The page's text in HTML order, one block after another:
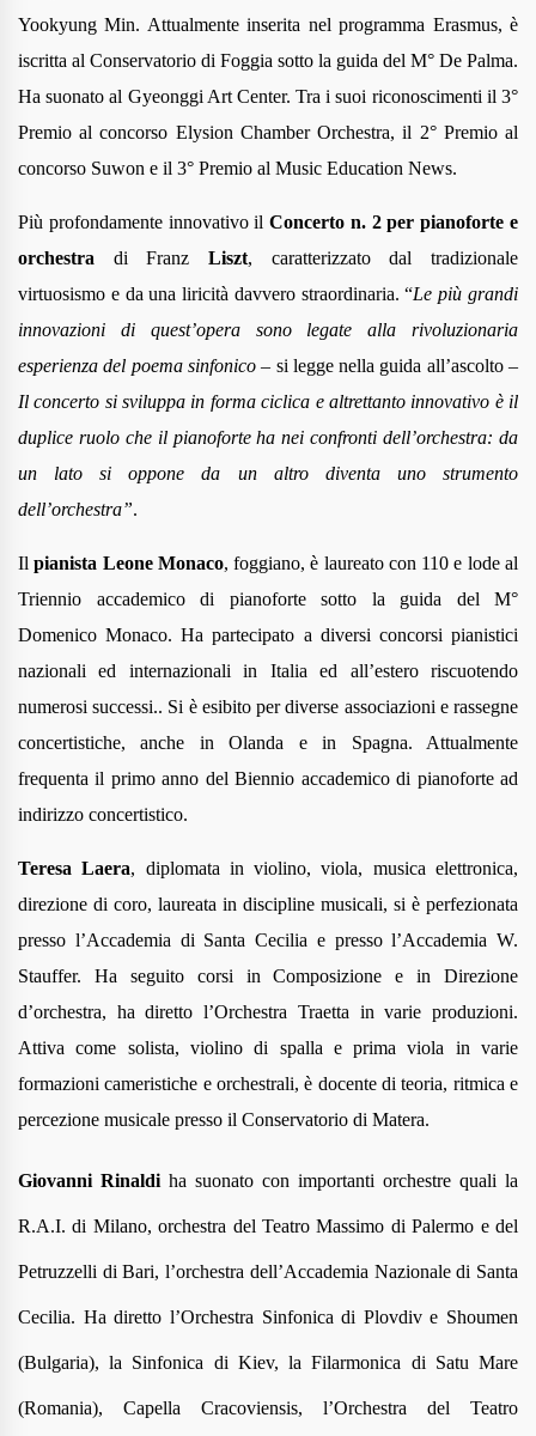
Yookyung Min. Attualmente inserita nel programma Erasmus, è
iscritta al Conservatorio di Foggia sotto la guida del M° De Palma.
Ha suonato al Gyeonggi Art Center. Tra i suoi riconoscimenti il 3°
Premio al concorso Elysion Chamber Orchestra, il 2° Premio al
concorso Suwon e il 3° Premio al Music Education News.
Più profondamente innovativo ilConcerto n. 2 per pianoforte e
orchestra di Franz Liszt, caratterizzato dal tradizionale
virtuosismo e da una liricità davvero straordinaria.“Le più grandi
innovazioni di quest’opera sono legate alla rivoluzionaria
esperienza del poema sinfonico– si legge nella guida all’ascolto –
Il concerto si sviluppa in forma ciclica e altrettanto innovativo è il
duplice ruolo che il pianoforte ha nei confronti dell’orchestra: da
un lato si oppone da un altro diventa uno strumento
dell’orchestra”.
Ilpianista Leone Monaco, foggiano, è laureato con 110 e lode al
Triennio accademico di pianoforte sotto la guida del M°
Domenico Monaco. Ha partecipato a diversi concorsi pianistici
nazionali ed internazionali in Italia ed all’estero riscuotendo
numerosi successi.. Si è esibito per diverse associazioni e rassegne
concertistiche, anche in Olanda e in Spagna. Attualmente
frequenta il primo anno del Biennio accademico di pianoforte ad
indirizzo concertistico.
Teresa Laera, diplomata in violino, viola, musica elettronica,
direzione di coro, laureata in discipline musicali, si è perfezionata
presso l’Accademia di Santa Cecilia e presso l’Accademia W.
Stauffer. Ha seguito corsi in Composizione e in Direzione
d’orchestra, ha diretto l’Orchestra Traetta in varie produzioni.
Attiva come solista, violino di spalla e prima viola in varie
formazioni cameristiche e orchestrali, è docente di teoria, ritmica e
percezione musicale presso il Conservatorio di Matera.
Giovanni Rinaldi ha suonato con importanti orchestre quali la
R.A.I. di Milano, orchestra del Teatro Massimo di Palermo e del
Petruzzelli di Bari, l’orchestra dell’Accademia Nazionale di Santa
Cecilia. Ha diretto l’Orchestra Sinfonica di Plovdiv e Shoumen
(Bulgaria), la Sinfonica di Kiev, la Filarmonica di Satu Mare
(Romania), Capella Cracoviensis, l’Orchestra del Teatro